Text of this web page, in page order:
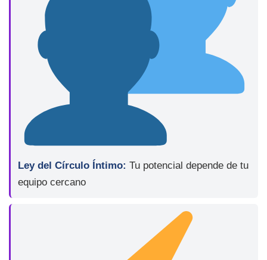
Ley del Círculo Íntimo: Tu potencial depende de tu
equipo cercano